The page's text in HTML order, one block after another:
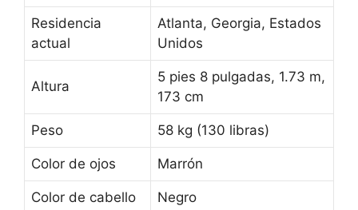
Residencia
actual
Atlanta, Georgia, Estados
Unidos
Altura
5 pies 8 pulgadas, 1.73 m,
173 cm
Peso 58 kg (130 libras)
Color de ojos Marrón
Color de cabello Negro